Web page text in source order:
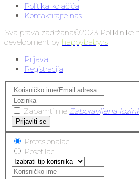
Politika kolačića
Kontaktirajte nas
Sva prava zadržana©2023
development by happybaby.rs
Prijava
Registracija
Zapamti me Zaboravljena
Prijaviti se
Profesionalac
Posetilac